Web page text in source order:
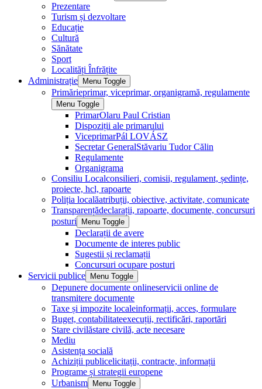
Prezentare
Turism și dezvoltare
Educație
Cultură
Sănătate
Sport
Localități Înfrățite
Administrație
Menu Toggle
Primărieprimar, viceprimar, organigramă, regulamente
Menu Toggle
PrimarOlaru Paul Cristian
Dispoziții ale primarului
ViceprimarPál LOVÁSZ
Secretar GeneralStăvariu Tudor Călin
Regulamente
Organigrama
Consiliu Localconsilieri, comisii, regulament, ședințe,
proiecte, hcl, rapoarte
Poliția localăatribuții, obiective, activitate, comunicate
Transparențădeclarații, rapoarte, documente, concursuri
posturi
Menu Toggle
Declarații de avere
Documente de interes public
Sugestii și reclamații
Concursuri ocupare posturi
Servicii publice
Menu Toggle
Depunere documente onlineservicii online de
transmitere documente
Taxe și impozite localeinformații, acces, formulare
Buget, contabilitateexecuții, rectificări, raportări
Stare civilăstare civilă, acte necesare
Mediu
Asistența socială
Achiziții publicelicitații, contracte, informații
Programe și strategii europene
Urbanism
Menu Toggle